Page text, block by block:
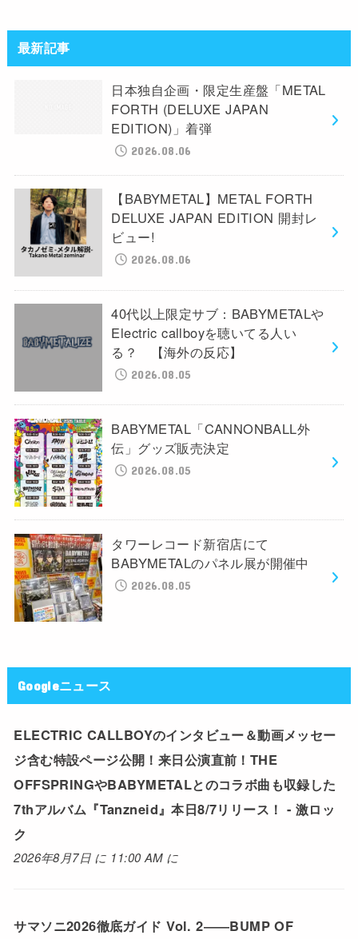
最新記事
日本独自企画・限定生産盤「METAL
FORTH (DELUXE JAPAN
EDITION)」着弾
2026.08.06
【BABYMETAL】METAL FORTH
DELUXE JAPAN EDITION 開封レ
ビュー!
2026.08.06
40代以上限定サブ：BABYMETALや
Electric callboyを聴いてる人い
る？ 【海外の反応】
2026.08.05
BABYMETAL「CANNONBALL外
伝」グッズ販売決定
2026.08.05
タワーレコード新宿店にて
BABYMETALのパネル展が開催中
2026.08.05
Googleニュース
ELECTRIC CALLBOYのインタビュー＆動画メッセー
ジ含む特設ページ公開！来日公演直前！THE
OFFSPRINGやBABYMETALとのコラボ曲も収録した
7thアルバム『Tanzneid』本日8/7リリース！ - 激ロッ
ク
2026年8月7日 に 11:00 AM に
サマソニ2026徹底ガイド Vol. 2――BUMP OF